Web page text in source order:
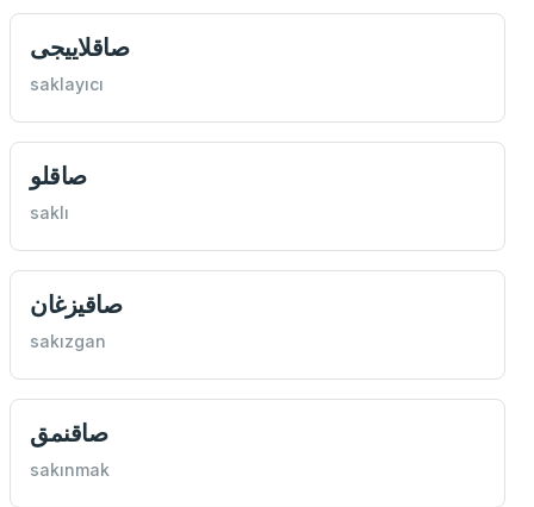
صاقلاییجی
saklayıcı
صاقلو
saklı
صاقيزغان
sakızgan
صاقنمق
sakınmak